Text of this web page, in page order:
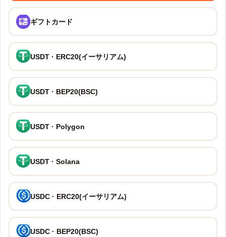
ギフトカード
USDT · ERC20(イーサリアム)
USDT · BEP20(BSC)
USDT · Polygon
USDT · Solana
USDC · ERC20(イーサリアム)
USDC · BEP20(BSC)